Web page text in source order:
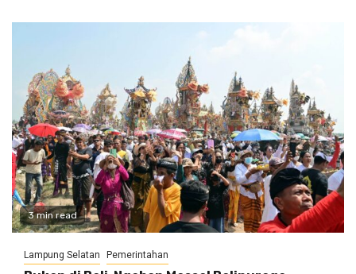
3 min read
Lampung Selatan Pemerintahan